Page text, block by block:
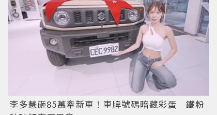
李多慧砸85萬牽新車！車牌號碼暗藏彩蛋 鐵粉